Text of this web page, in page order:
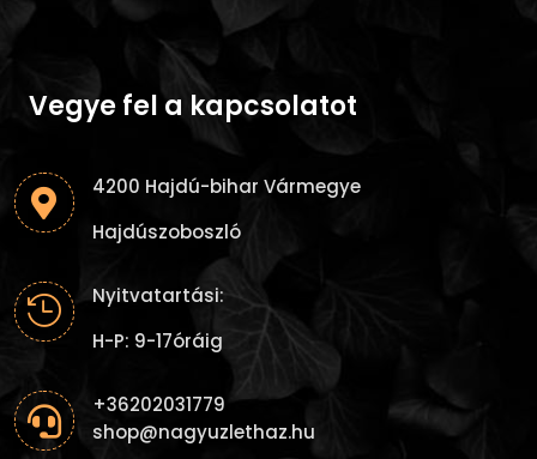
Vegye fel a kapcsolatot

4200 Hajdú-bihar Vármegye
Hajdúszoboszló

Nyitvatartási:
H-P: 9-17óráig

+36202031779
shop@nagyuzlethaz.hu